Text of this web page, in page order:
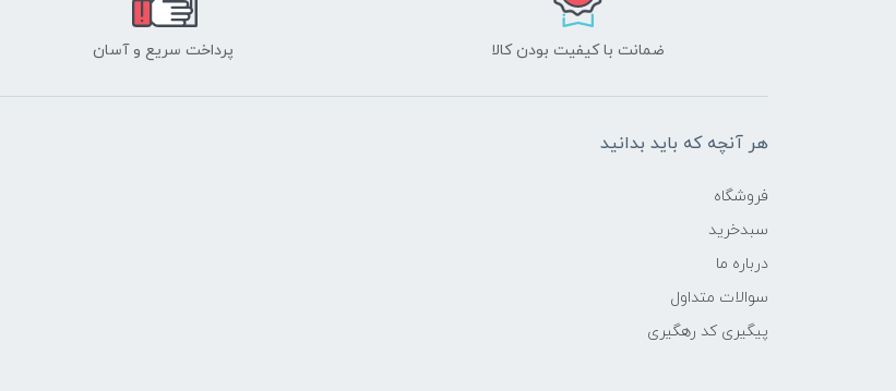
ضمانت با کیفیت بودن کالا پرداخت سریع و آسان
هر آنچه که باید بدانید
فروشگاه
سبدخرید
درباره ما
سوالات متداول
پیگیری کد رهگیری